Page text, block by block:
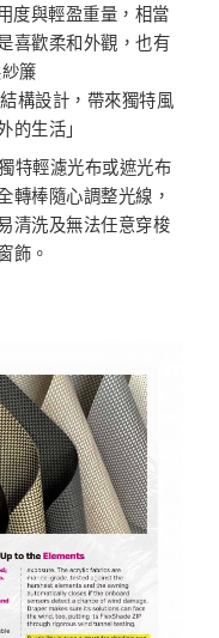
度與輕盈重量，相當
喜歡柔和外觀，也有
簾
構設計，帶來獨特風
生活」
輕濾光布或遮光布
轉棒隨心調整光線，
清洗及無法任意穿梭
飾。